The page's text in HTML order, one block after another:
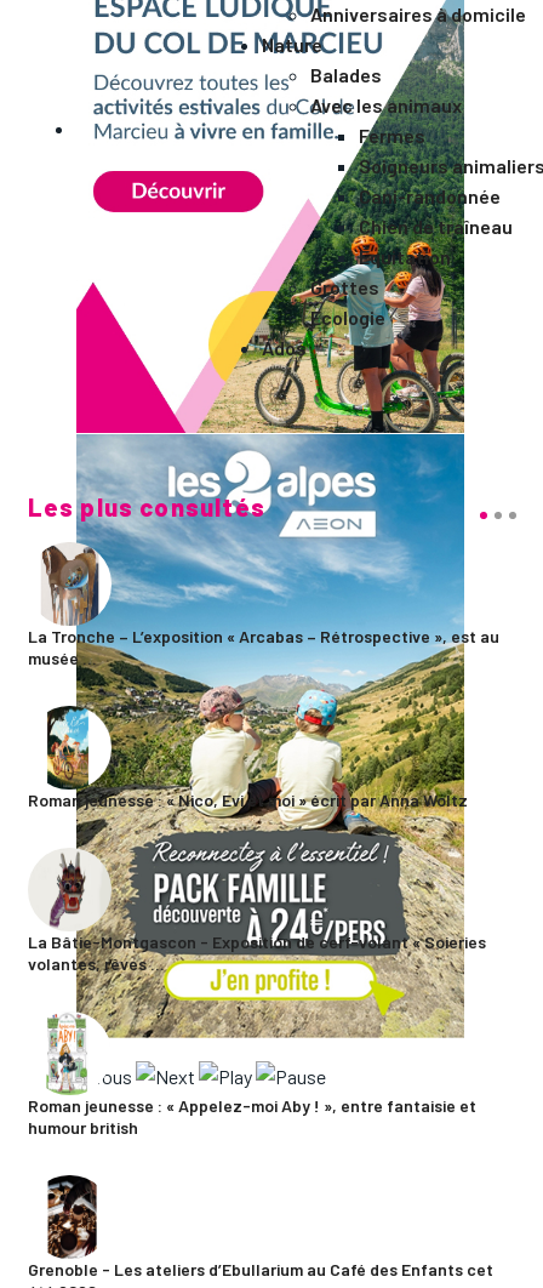
Anniversaires à domicile
Nature
Balades
Avec les animaux
Fermes
Soigneurs
Cani-randonnée
Chien de traîneau
Equitation
Grottes
Ecologie
Ados
Les plus consultés
La Tronche – L’exposition « Arcabas – Rétrospective », est au
musée ...
Roman jeunesse : « Nico, Evi et moi » écrit par Anna Woltz
La Bâtie-Montgascon - Exposition de cerf-volant « Soieries
volantes, rêves ...
Roman jeunesse : « Appelez-moi Aby ! », entre fantaisie et
humour british
Grenoble - Les ateliers d’Ebullarium au Café des Enfants cet